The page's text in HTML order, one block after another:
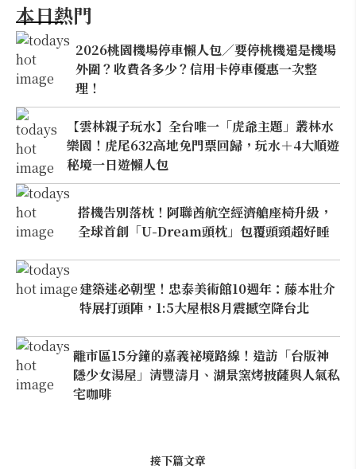
本日熱門
2026桃園機場停車懶人包／要停桃機還是機場
外圍？收費各多少？信用卡停車優惠一次整
理！
【雲林親子玩水】全台唯一「虎爺主題」叢林水
樂園！虎尾632高地免門票回歸，玩水＋4大順遊
秘境一日遊懶人包
搭機告別落枕！阿聯酋航空經濟艙座椅升級，
全球首創「U-Dream頭枕」包覆頭頸超好睡
建築迷必朝聖！忠泰美術館10週年：藤本壯介
特展打頭陣，1:5大屋根8月震撼空降台北
離市區15分鐘的嘉義祕境路線！造訪「台版神
隱少女湯屋」清豐濤月、湖景窯烤披薩與人氣私
宅咖啡
接下篇文章